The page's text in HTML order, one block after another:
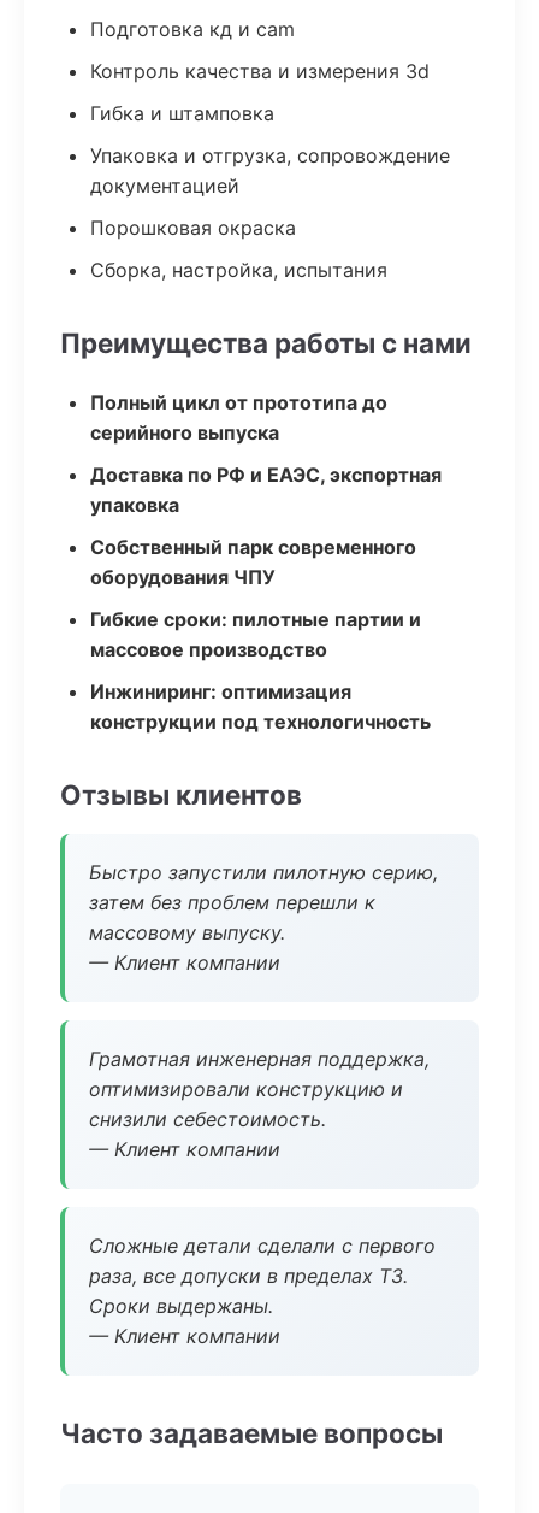
Подготовка кд и cam
Контроль качества и измерения 3d
Гибка и штамповка
Упаковка и отгрузка, сопровождение
документацией
Порошковая окраска
Сборка, настройка, испытания
Преимущества работы с нами
Полный цикл от прототипа до
серийного выпуска
Доставка по РФ и ЕАЭС, экспортная
упаковка
Собственный парк современного
оборудования ЧПУ
Гибкие сроки: пилотные партии и
массовое производство
Инжиниринг: оптимизация
конструкции под технологичность
Отзывы клиентов
Быстро запустили пилотную серию,
затем без проблем перешли к
массовому выпуску.
— Клиент компании
Грамотная инженерная поддержка,
оптимизировали конструкцию и
снизили себестоимость.
— Клиент компании
Сложные детали сделали с первого
раза, все допуски в пределах ТЗ.
Сроки выдержаны.
— Клиент компании
Часто задаваемые вопросы